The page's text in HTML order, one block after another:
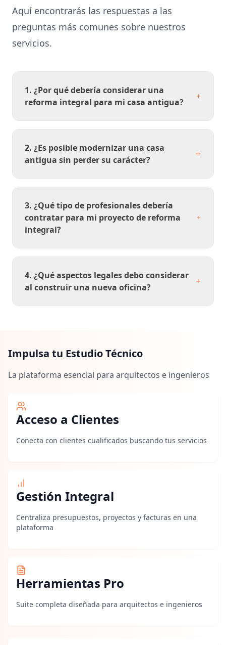
Aquí encontrarás las respuestas a las
preguntas más comunes sobre nuestros
servicios.
1. ¿Por qué debería considerar una
reforma integral para mi casa antigua?
2. ¿Es posible modernizar una casa
antigua sin perder su carácter?
3. ¿Qué tipo de profesionales debería
contratar para mi proyecto de reforma
integral?
4. ¿Qué aspectos legales debo considerar
al construir una nueva oficina?
Impulsa tu Estudio Técnico
La plataforma esencial para arquitectos e ingenieros
Acceso a Clientes
Conecta con clientes cualificados buscando tus servicios
Gestión Integral
Centraliza presupuestos, proyectos y facturas en una
plataforma
Herramientas Pro
Suite completa diseñada para arquitectos e ingenieros